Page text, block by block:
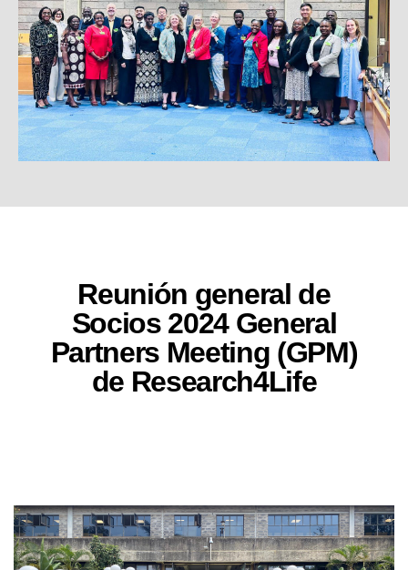
Reunión general de
Socios 2024 General
Partners Meeting (GPM)
de Research4Life